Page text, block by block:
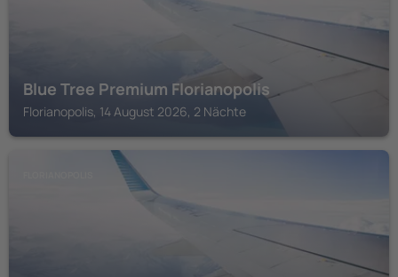
Blue Tree Premium Florianopolis
Florianopolis, 14 August 2026, 2 Nächte